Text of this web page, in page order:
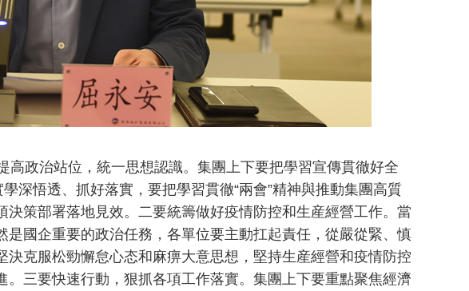
政治站位，統一思想認識。集團上下要把學習宣傳貫徹好全
深悟透、抓好落實，要把學習貫徹“兩會”精神與推動集團高質
策部署落地見效。二要統籌做好疫情防控和生産經營工作。當
國企重要的政治任務，各單位要主動扛起責任，從嚴從緊、慎
克服松勁懈怠心态和麻痹大意思想，堅持生産經營和疫情防控
三要快速行動，狠抓各項工作落實。集團上下要重點聚焦經濟